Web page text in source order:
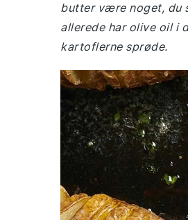
butter være noget, du
allerede har olive oil i
kartoflerne sprøde.